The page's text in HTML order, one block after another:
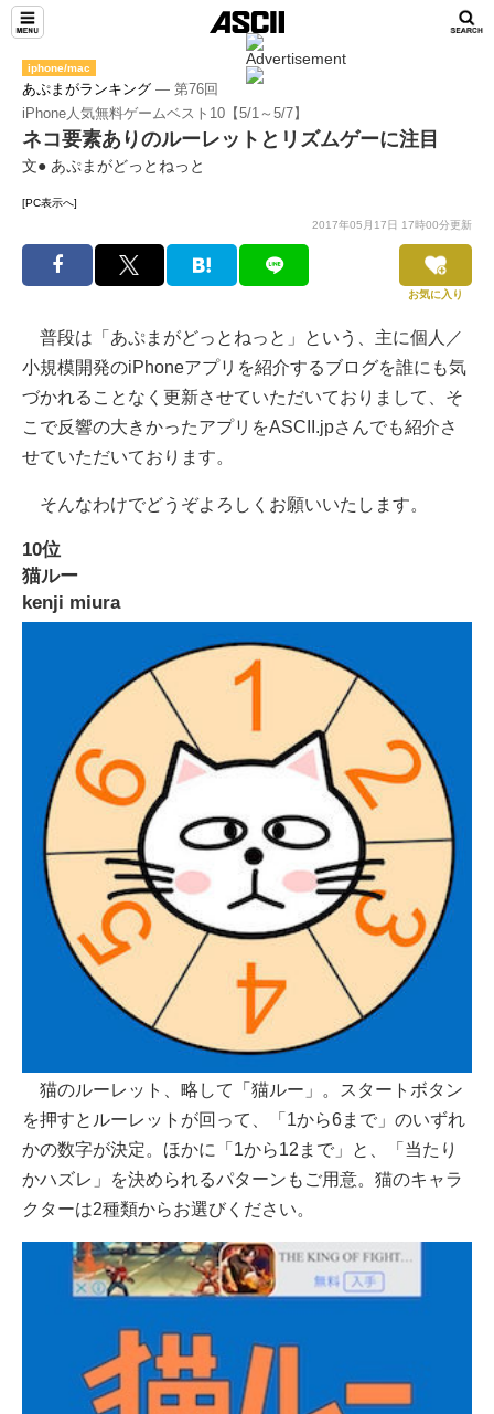
iphone/mac
あぷまがランキング ― 第76回
iPhone人気無料ゲームベスト10【5/1～5/7】
ネコ要素ありのルーレットとリズムゲーに注目
文● あぷまがどっとねっと
[PC表示へ]
2017年05月17日 17時00分更新
お気に入り
普段は「あぷまがどっとねっと」という、主に個人／
小規模開発のiPhoneアプリを紹介するブログを誰にも気
づかれることなく更新させていただいておりまして、そ
こで反響の大きかったアプリをASCII.jpさんでも紹介さ
せていただいております。
そんなわけでどうぞよろしくお願いいたします。
10位
猫ルー
kenji miura
猫のルーレット、略して「猫ルー」。スタートボタン
を押すとルーレットが回って、「1から6まで」のいずれ
かの数字が決定。ほかに「1から12まで」と、「当たり
かハズレ」を決められるパターンもご用意。猫のキャラ
クターは2種類からお選びください。